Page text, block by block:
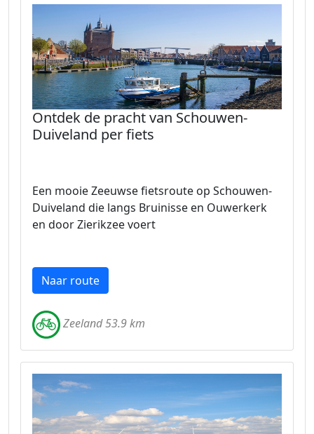
Ontdek de pracht van Schouwen-
Duiveland per fiets
Een mooie Zeeuwse fietsroute op Schouwen-
Duiveland die langs Bruinisse en Ouwerkerk
en door Zierikzee voert
Naar route
Zeeland 53.9 km